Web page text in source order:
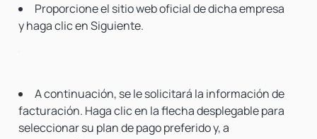
Proporcione el sitio web oficial de dicha empresa
y haga clic en Siguiente.
A continuación, se le solicitará la información de
facturación. Haga clic en la flecha desplegable para
seleccionar su plan de pago preferido y, a